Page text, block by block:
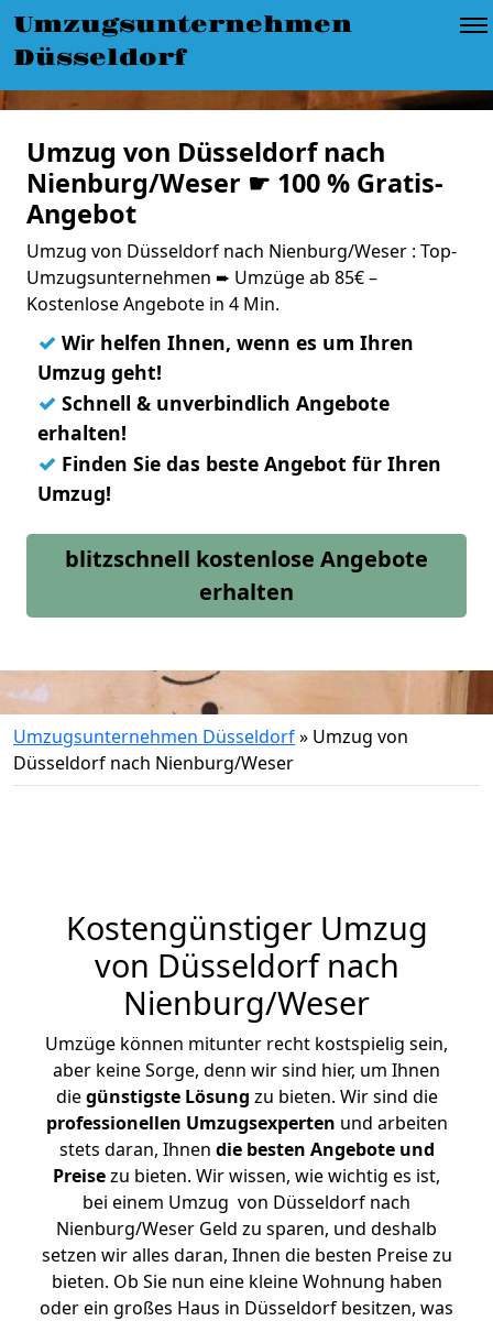
Umzugsunternehmen
Düsseldorf
Umzug von Düsseldorf nach
Nienburg/Weser ☛ 100 % Gratis-
Angebot
Umzug von Düsseldorf nach Nienburg/Weser : Top-
Umzugsunternehmen ➨ Umzüge ab 85€ –
Kostenlose Angebote in 4 Min.
✓ Wir helfen Ihnen, wenn es um Ihren
Umzug geht!
✓ Schnell & unverbindlich Angebote
erhalten!
✓ Finden Sie das beste Angebot für Ihren
Umzug!
blitzschnell kostenlose Angebote
erhalten
Umzugsunternehmen Düsseldorf» Umzug von
Düsseldorf nach Nienburg/Weser
Kostengünstiger Umzug
von Düsseldorf nach
Nienburg/Weser
Umzüge können mitunter recht kostspielig sein,
aber keine Sorge, denn wir sind hier, um Ihnen
diegünstigste Lösung zu bieten. Wir sind die
professionellen Umzugsexperten und arbeiten
stets daran, Ihnen die besten Angebote und
Preisezu bieten. Wir wissen, wie wichtig es ist,
bei einem Umzug von Düsseldorf nach
Nienburg/Weser Geld zu sparen, und deshalb
setzen wir alles daran, Ihnen die besten Preise zu
bieten. Ob Sie nun eine kleine Wohnung haben
oder ein großes Haus in Düsseldorf besitzen, was